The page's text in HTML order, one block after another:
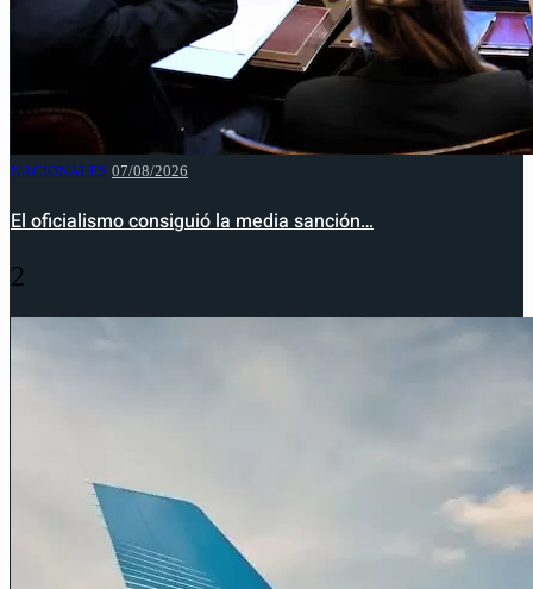
NACIONALES 07/08/2026
El oficialismo consiguió la media sanción…
2